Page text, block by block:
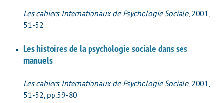
Les cahiers Internationaux de Psychologie Sociale, 2001,
51-52
Les histoires de la psychologie sociale dans ses
manuels
Les cahiers Internationaux de Psychologie Sociale, 2001,
51-52, pp.59-80